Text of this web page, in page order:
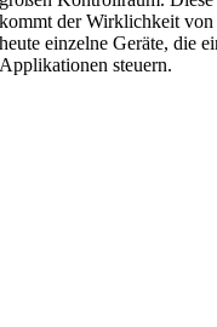
kommt der Wirklichkeit
heute einzelne Geräte, die
Applikationen steuern.